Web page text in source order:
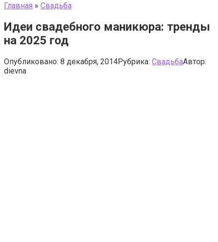
Главная » Свадьба
Идеи свадебного маникюра: тренды
на 2025 год
Опубликовано: 8 декабря, 2014Рубрика: СвадьбаАвтор:
dievna